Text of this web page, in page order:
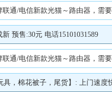
通/电信新款光猫～路由器，需
预售:30元 电话15101031589
通/电信新款光猫～路由器，需
: 上门速度快，回收价格高。高价上门回收旧衣服